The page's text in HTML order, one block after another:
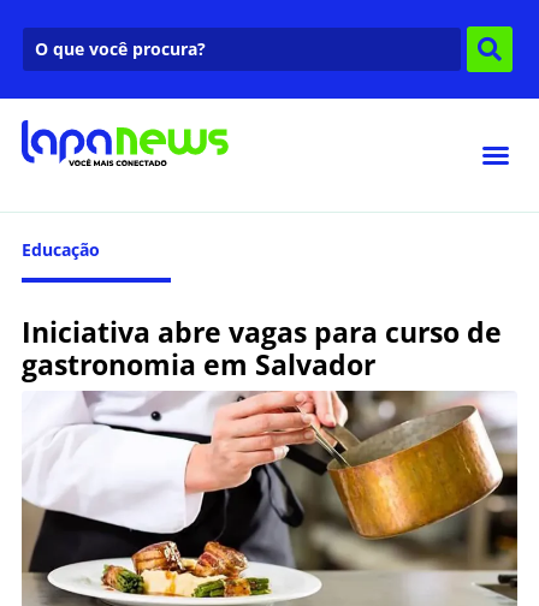
Educação
Iniciativa abre vagas para curso de
gastronomia em Salvador